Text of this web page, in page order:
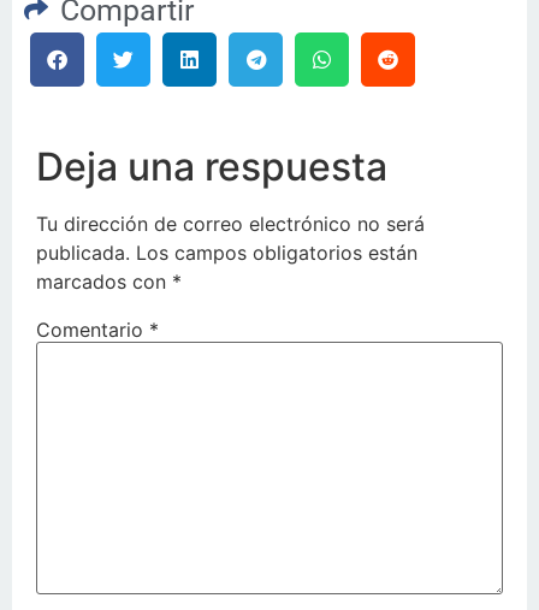
Compartir
Deja una respuesta
Tu dirección de correo electrónico no será
publicada. Los campos obligatorios están
marcados con *
Comentario *